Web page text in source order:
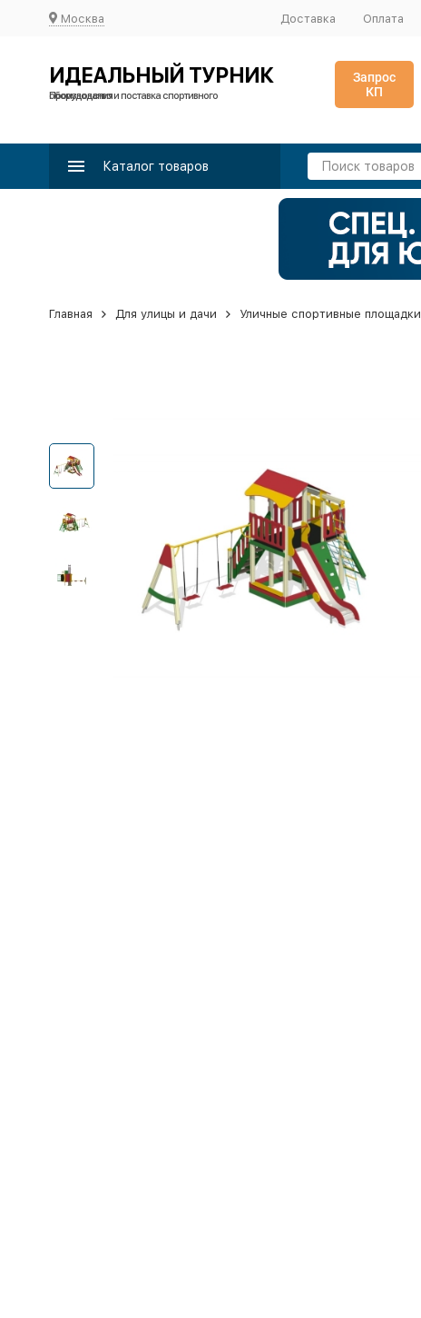
Москва Доставка Оплата
ИДЕАЛЬНЫЙ ТУРНИК
Производство и поставка спортивного оборудования
Запрос
КП
Каталог товаров
Главная Для улицы и дачи Уличные спортивные площадки